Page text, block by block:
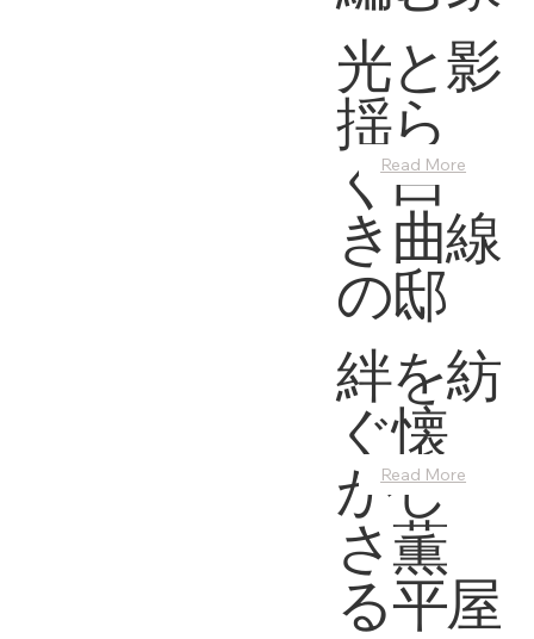
光と影
揺ら
ぐ白
き曲線
の邸
Read More
絆を紡
ぐ懐
かし
さ薫
る平屋
Read More